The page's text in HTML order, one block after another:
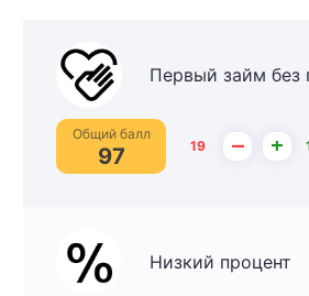
Первый займ без
Общий балл
97 19 – +
Низкий процент